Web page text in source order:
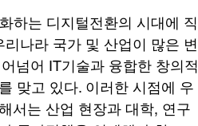
하는 디지털전환의 시대에 직
나라 국가 및 산업이 많은 변
넘어 IT기술과 융합한 창의적
맞고 있다. 이러한 시점에 우
서는 산업 현장과 대학, 연구